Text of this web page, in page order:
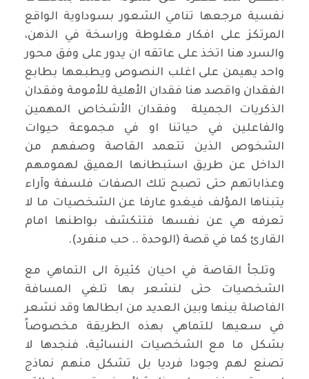
نفسية مرجعها تنامي الشعور بسوداوية الواقع
المرتكز على افكار مغلوطة وراسخة في الذهن،
والسرد هنا اتخذ على عاتقه ان يدور على وفق محور
واحد يهيمن على اغلب النصوص ويطبعها بطابع
الفقدان واقصد هنا فقدان الأهلية للأمومة وفقدان
الذكريات الجميلة وفقدان الأشخاص المهمين
والفاعلين في حياتنا او في مجموعة حيوات
الشخوص الذين تتعمد القاصة وصفهم من
الداخل عن طريق استبطانها العميق لهمومهم
وعذاباتهم حتى تصبح تلك الصفات فلسفة وآراء
يتبناها المؤلف فيغدو عارفا عن الشخصيات ما لا
تعرفه هي عن نفسها فتتكشف بواطنها امام
القارئ كما في قصة (الوحدة .. حب منفرد).
وتلجأ القاصة في احيان كثيرة الى التماهي مع
الشخصيات حتى لنشعر بها تلغي المسافة
الفاصلة بينها وبين العديد من ابطالها وقد نشعر
في سعيها للتماهي بهذه الطريقة مخصوصاً
بشكل ما مع الشخصيات النسائية، فنجدها لا
تصنع لهم وجودا فرديا بل تشكل منهم نماذج